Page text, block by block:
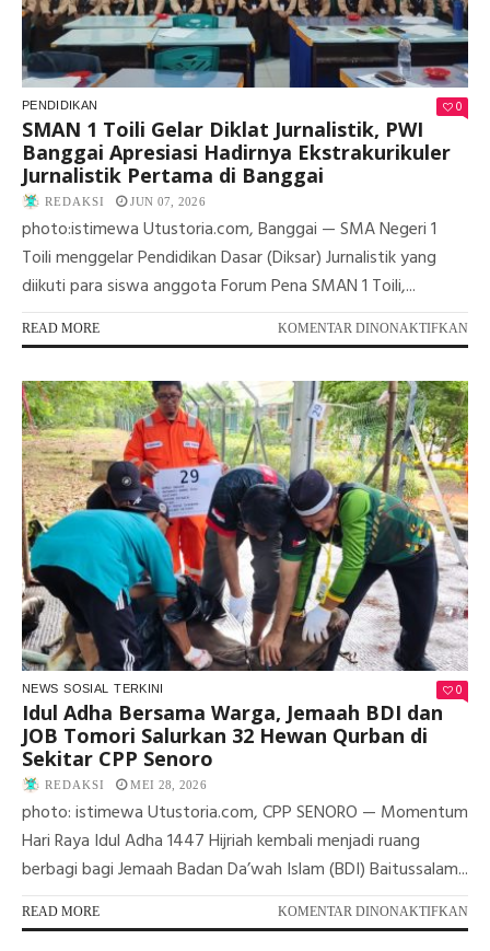
PENDIDIKAN 0
SMAN 1 Toili Gelar Diklat Jurnalistik, PWI
Banggai Apresiasi Hadirnya Ekstrakurikuler
Jurnalistik Pertama di Banggai
REDAKSI JUN 07, 2026
photo:istimewa Utustoria.com, Banggai — SMA Negeri 1
Toili menggelar Pendidikan Dasar (Diksar) Jurnalistik yang
diikuti para siswa anggota Forum Pena SMAN 1 Toili,...
READ MORE KOMENTAR DINONAKTIFKAN
PWI
DI
NEWS SOSIAL TERKINI 0
Idul Adha Bersama Warga, Jemaah BDI dan
JOB Tomori Salurkan 32 Hewan Qurban di
Sekitar CPP Senoro
REDAKSI MEI 28, 2026
photo: istimewa Utustoria.com, CPP SENORO — Momentum
Hari Raya Idul Adha 1447 Hijriah kembali menjadi ruang
berbagi bagi Jemaah Badan Da’wah Islam (BDI) Baitussalam...
READ MORE KOMENTAR DINONAKTIFKAN